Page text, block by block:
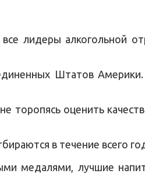
лидеры алкогольной
Штатов
торопясь оценить
в течение всего
медалями, лучшие